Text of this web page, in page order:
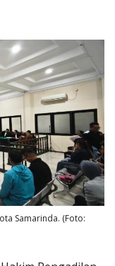
Samarinda. (Foto: